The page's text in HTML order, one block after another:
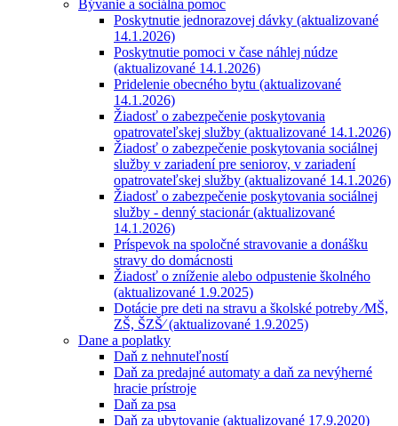
Bývanie a sociálna pomoc
Poskytnutie jednorazovej dávky (aktualizované
14.1.2026)
Poskytnutie pomoci v čase náhlej núdze
(aktualizované 14.1.2026)
Pridelenie obecného bytu (aktualizované
14.1.2026)
Žiadosť o zabezpečenie poskytovania
opatrovateľskej služby (aktualizované 14.1.2026)
Žiadosť o zabezpečenie poskytovania sociálnej
služby v zariadení pre seniorov, v zariadení
opatrovateľskej služby (aktualizované 14.1.2026)
Žiadosť o zabezpečenie poskytovania sociálnej
služby - denný stacionár (aktualizované
14.1.2026)
Príspevok na spoločné stravovanie a donášku
stravy do domácnosti
Žiadosť o zníženie alebo odpustenie školného
(aktualizované 1.9.2025)
Dotácie pre deti na stravu a školské potreby ⁄MŠ,
ZŠ, ŠZŠ⁄ (aktualizované 1.9.2025)
Dane a poplatky
Daň z nehnuteľností
Daň za predajné automaty a daň za nevýherné
hracie prístroje
Daň za psa
Daň za ubytovanie (aktualizované 17.9.2020)